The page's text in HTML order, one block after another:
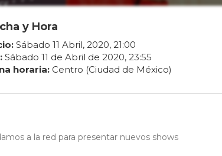
y Hora
Sábado 11 Abril, 2020, 21:00
Sábado 11 de Abril de 2020, 23:55
horaria: Centro (Ciudad de México)
a la red para presentar nuevos shows